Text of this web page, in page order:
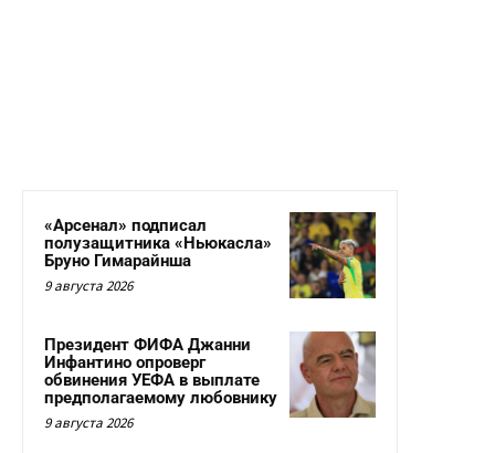
«Арсенал» подписал
полузащитника «Ньюкасла»
Бруно Гимарайнша
9 августа 2026
Президент ФИФА Джанни
Инфантино опроверг
обвинения УЕФА в выплате
предполагаемому любовнику
9 августа 2026